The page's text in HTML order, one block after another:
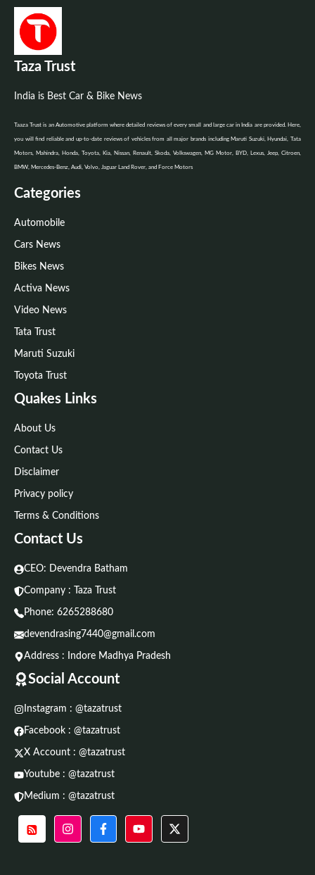
Taza Trust
India is Best Car & Bike News
Taaza Trust is an Automotive platform where detailed reviews of every small and large car in India are provided. Here,
you will find reliable and up-to-date reviews of vehicles from all major brands including Maruti Suzuki, Hyundai, Tata
Motors, Mahindra, Honda, Toyota, Kia, Nissan, Renault, Skoda, Volkswagen, MG Motor, BYD, Lexus, Jeep, Citroen,
BMW, Mercedes-Benz, Audi, Volvo, Jaguar Land Rover, and Force Motors
Categories
Automobile
Cars News
Bikes News
Activa News
Video News
Tata Trust
Maruti Suzuki
Toyota Trust
Quakes Links
About Us
Contact Us
Disclaimer
Privacy policy
Terms & Conditions
Contact Us
CEO: Devendra Batham
Company : Taza Trust
Phone: 6265288680
devendrasing7440@gmail.com
Address : Indore Madhya Pradesh
Social Account
Instagram : @tazatrust
Facebook : @tazatrust
X Account : @tazatrust
Youtube : @tazatrust
Medium : @tazatrust